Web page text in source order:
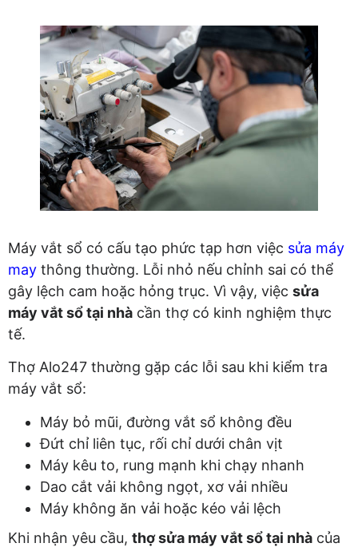
Máy vắt sổ có cấu tạo phức tạp hơn việc sửa máy
may thông thường. Lỗi nhỏ nếu chỉnh sai có thể
gây lệch cam hoặc hỏng trục. Vì vậy, việc sửa
máy vắt sổ tại nhà cần thợ có kinh nghiệm thực
tế.
Thợ Alo247 thường gặp các lỗi sau khi kiểm tra
máy vắt sổ:
Máy bỏ mũi, đường vắt sổ không đều
Đứt chỉ liên tục, rối chỉ dưới chân vịt
Máy kêu to, rung mạnh khi chạy nhanh
Dao cắt vải không ngọt, xơ vải nhiều
Máy không ăn vải hoặc kéo vải lệch
Khi nhận yêu cầu, thợ sửa máy vắt sổ tại nhà của